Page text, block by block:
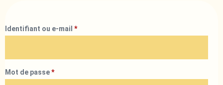
Identifiant ou e-mail *
Mot de passe*